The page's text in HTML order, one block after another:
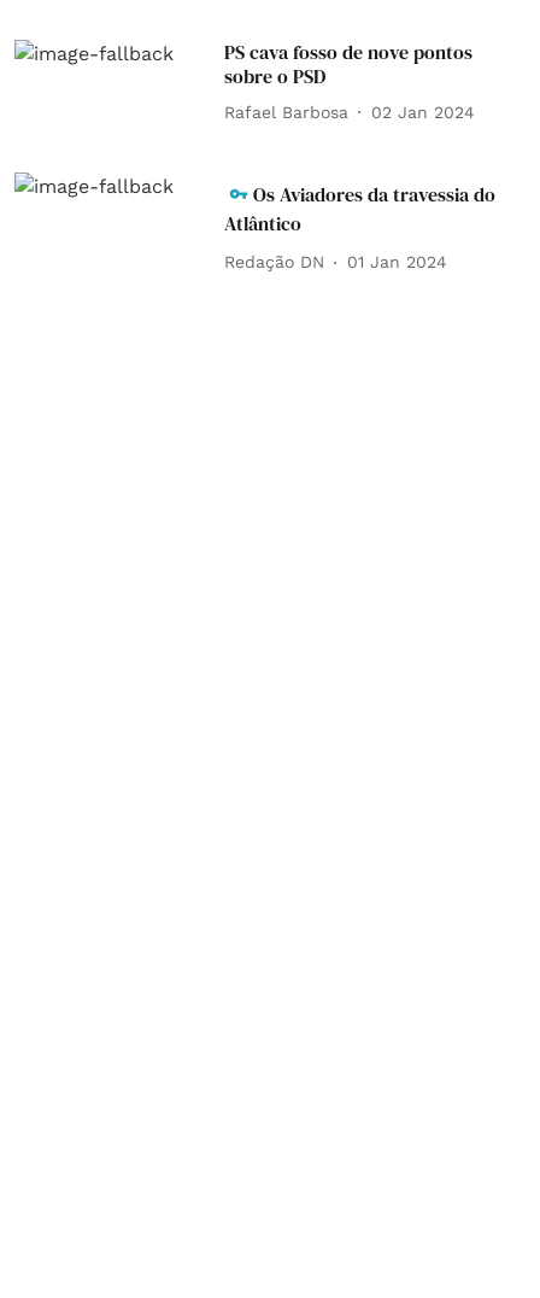
PS cava fosso de nove pontos
sobre o PSD
Rafael Barbosa 02 Jan 2024
Os Aviadores da travessia do
Atlântico
Redação DN 01 Jan 2024